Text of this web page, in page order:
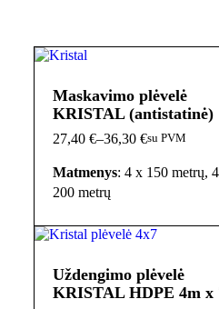
Maskavimo plėvelė
KRISTAL (antistatinė)
27,40 €–36,30 €su PVM
Matmenys: 4 x 150 metrų,
200 metrų
Uždengimo plėvelė
KRISTAL HDPE 4m x